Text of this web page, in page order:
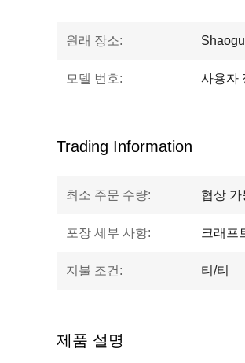
원래 장소:
모델 번호: 사용자
Trading Information
최소 주문 수량: 협상 가
포장 세부 사항: 크래프
지불 조건: 티/티
제품 설명